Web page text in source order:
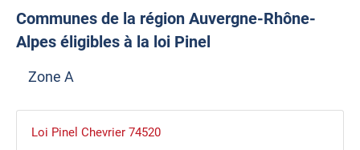
Communes de la région Auvergne-Rhône-
Alpes éligibles à la loi Pinel
Zone A
Loi Pinel Chevrier 74520